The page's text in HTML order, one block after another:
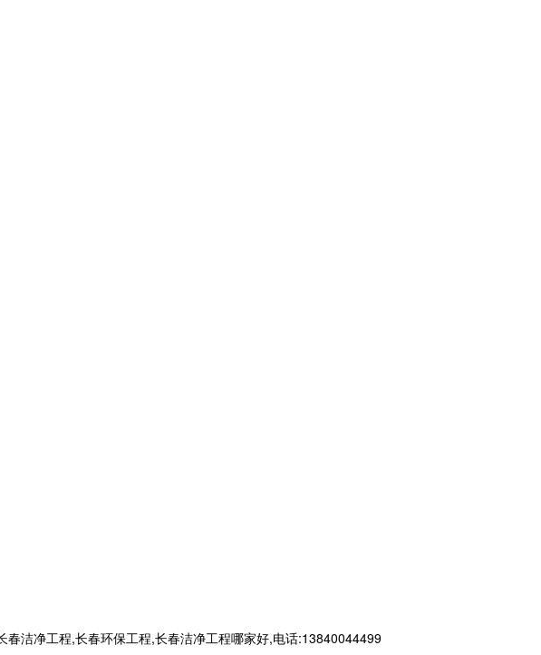
洁净工程,长春环保工程,长春洁净工程哪家好,电话:13840044499